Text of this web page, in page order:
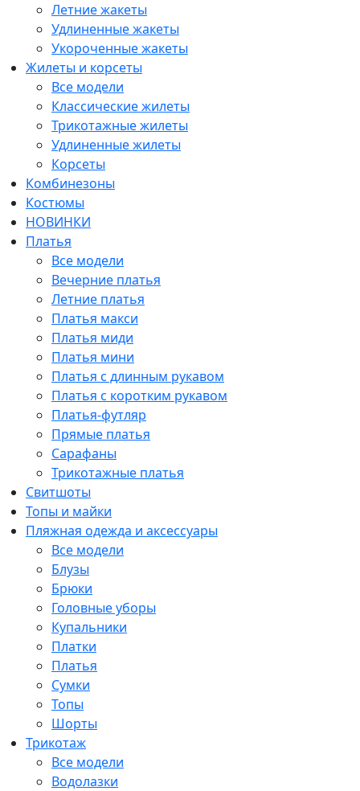
Летние жакеты
Удлиненные жакеты
Укороченные жакеты
Жилеты и корсеты
Все модели
Классические жилеты
Трикотажные жилеты
Удлиненные жилеты
Корсеты
Комбинезоны
Костюмы
НОВИНКИ
Платья
Все модели
Вечерние платья
Летние платья
Платья макси
Платья миди
Платья мини
Платья с длинным рукавом
Платья с коротким рукавом
Платья-футляр
Прямые платья
Сарафаны
Трикотажные платья
Свитшоты
Топы и майки
Пляжная одежда и аксессуары
Все модели
Блузы
Брюки
Головные уборы
Купальники
Платки
Платья
Сумки
Топы
Шорты
Трикотаж
Все модели
Водолазки